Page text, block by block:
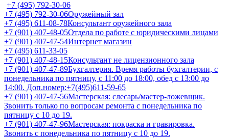
+7 (495) 792-30-06
+7 (495) 792-30-06Оружейный зал
+7 (495) 611-08-78Консультант оружейного зала
+7 (901) 407-48-05Отдела по работе с юридическими лицами
+7 (901) 407-47-54Интернет магазин
+7 (495) 611-33-05
+7 (901) 407-48-15Консультант не лицензионного зала
+7 (901) 407-47-89Бухгалтерия. Время работы бухгалтерии, с
понедельника по пятницу, с 11:00 до 18:00, обед с 13:00 до
14:00. Доп.номер:+7(495)611-59-65
+7 (901) 407-47-56Мастерская: слесарь/мастер-ложевщик.
Звонить только по вопросам ремонта с понедельника по
пятницу с 10 до 19.
+7 (901) 407-47-96Мастерская: покраска и гравировка.
Звонить с понедельника по пятницу с 10 до 19.